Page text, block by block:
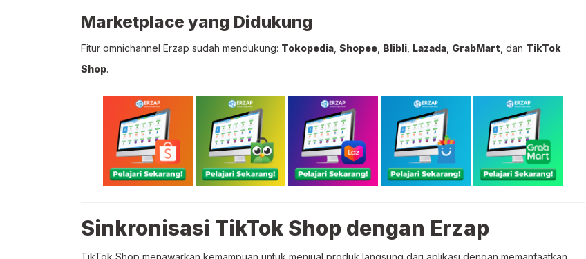
Marketplace yang Didukung
Fitur omnichannel Erzap sudah mendukung: Tokopedia Shopee Blibli Lazada GrabMart , dan TikTok
Shop.
Sinkronisasi TikTok Shop dengan Erzap
TikTok Shop menawarkan kemampuan untuk menjual produk langsung dari aplikasi dengan memanfaatkan